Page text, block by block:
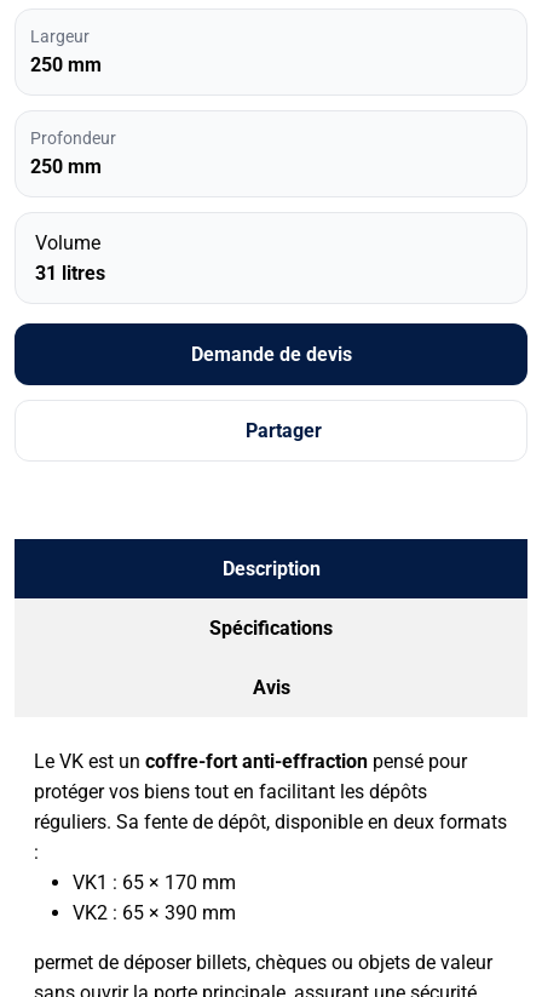
Largeur
250 mm
Profondeur
250 mm
Volume
31 litres
Demande de devis
Partager
Description
Spécifications
Avis
Le VK est un coffre-fort anti-effraction pensé pour
protéger vos biens tout en facilitant les dépôts
réguliers. Sa fente de dépôt, disponible en deux formats
:
VK1 : 65 × 170 mm
VK2 : 65 × 390 mm
permet de déposer billets, chèques ou objets de valeur